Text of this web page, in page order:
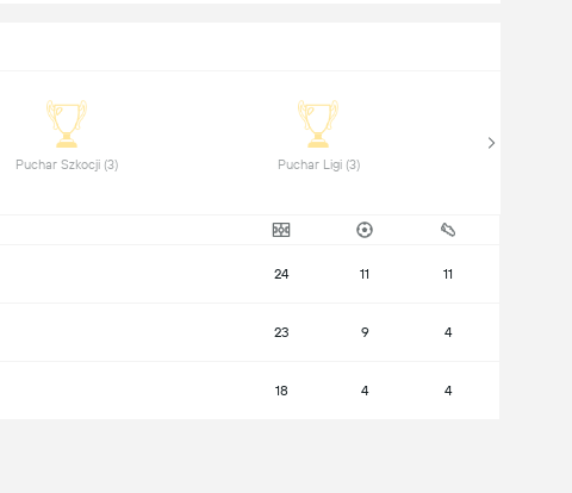
Puchar Szkocji (3) Puchar Ligi (3)
24 11 11
23 9 4
18 4 4